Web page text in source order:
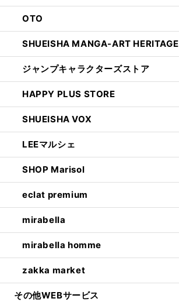
OTO
SHUEISHA MANGA-ART HERITAGE
ジャンプキャラクターズストア
HAPPY PLUS STORE
SHUEISHA VOX
LEEマルシェ
SHOP Marisol
eclat premium
mirabella
mirabella homme
zakka market
その他WEBサービス